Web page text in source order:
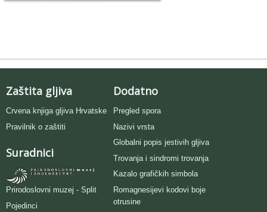
Zaštita gljiva
Crvena knjiga gljiva Hrvatske
Pravilnik o zaštiti
Suradnici
Prirodoslovni muzej - Split
Pojedinci
Dodatno
Pregled spora
Nazivi vrsta
Globalni popis jestivih gljiva
Trovanja i sindromi trovanja
Kazalo grafičkih simbola
Romagnesijevi kodovi boje
otrusine